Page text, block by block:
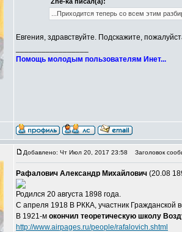
...Приходится теперь со всем этим
Евгения, здравствуйте. Подскажите,
Помощь молодым пользователям Инет...
Добавлено: Чт Июл 20, 2017 23:58 Заголовок
Рафалович Александр Михайлович (20.08
Родился 20 августа 1898 года.
С апреля 1918 В РККА, участник
В 1921-м окончил теоретическую школу
http://www.airpages.ru/people/rafalovich.shtml